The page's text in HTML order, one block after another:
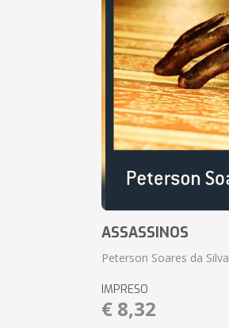
ASSASSINOS
Peterson Soares da Silva
IMPRESO
€ 8,32